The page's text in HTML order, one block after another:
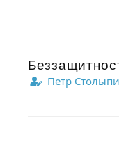
Петр